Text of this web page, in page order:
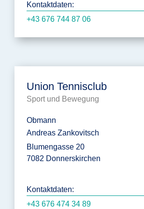
Kontaktdaten:
+43 676 744 87 06
Union Tennisclub
Sport und Bewegung
Obmann
Andreas Zankovitsch
Blumengasse 20
7082 Donnerskirchen
Kontaktdaten:
+43 676 474 34 89